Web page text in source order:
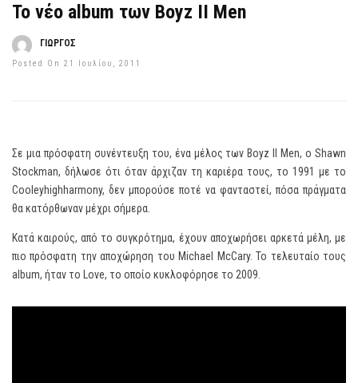
Το νέο album των Boyz II Men
ΓΙΩΡΓΟΣ
Posted On 21 Ιουλίου, 2011
Σε μια πρόσφατη συνέντευξη του, ένα μέλος των Boyz II Men, o Shawn
Stockman, δήλωσε ότι όταν άρχιζαν τη καριέρα τους, το 1991 με το
Cooleyhighharmony, δεν μπορούσε ποτέ να φανταστεί, πόσα πράγματα
θα κατόρθωναν μέχρι σήμερα.
Κατά καιρούς, από το συγκρότημα, έχουν αποχωρήσει αρκετά μέλη, με
πιο πρόσφατη την αποχώρηση του Michael McCary. Το τελευταίο τους
album, ήταν το Love, το οποίο κυκλοφόρησε το 2009.